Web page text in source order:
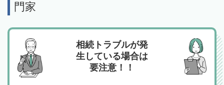
門家
相続トラブルが発
生している場合は
要注意！！